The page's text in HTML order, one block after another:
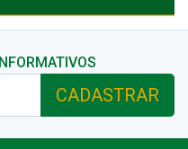
CADASTRAR